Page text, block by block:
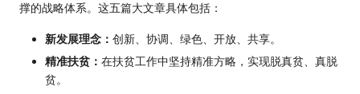
撑的战略体系。这五篇大文章具体包括：
新发展理念： 创新、协调、绿色、开放、共享。
精准扶贫： 在扶贫工作中坚持精准方略，实现脱真贫、真脱
贫。